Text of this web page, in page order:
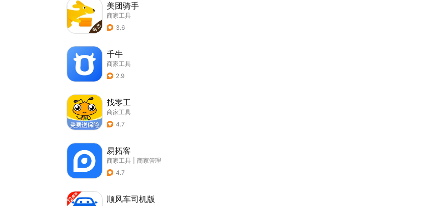
美团骑手
商家工具
3.6
千牛
商家工具
2.9
找零工
商家工具
4.7
易拓客
商家工具
商家管理
4.7
顺风车司机版